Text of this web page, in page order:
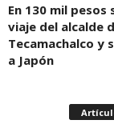
En 130 mil pesos
viaje del alcalde
Tecamachalco y
a Japón